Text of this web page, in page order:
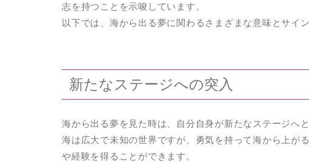
志を持つことを示唆しています。
以下では、海から出る夢に関わるさまざまな意味とサイ
新たなステージへの突入
海から出る夢を見た時は、自分自身が新たなステージへ
海は広大で未知の世界ですが、勇気を持って海から上が
や経験を得ることができます。